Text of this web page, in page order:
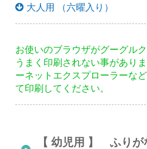
大人用 （六曜入り）
お使いのブラウザがグーグル
うまく印刷されない事があり
ーネットエクスプローラーな
て印刷してください。
【 幼児用 】 ふり